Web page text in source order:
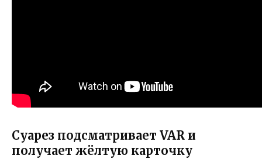
Суарез подсматривает VAR и
получает жёлтую карточку